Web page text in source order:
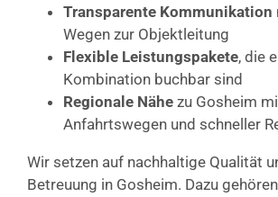
Transparente Kommunikation
Wegen zur Objektleitung
Flexible Leistungspakete, die
Kombination buchbar sind
Regionale Nähezu Gosheim
Anfahrtswegen und schneller
Wir setzen auf nachhaltige Qualität
Betreuung in Gosheim. Dazu